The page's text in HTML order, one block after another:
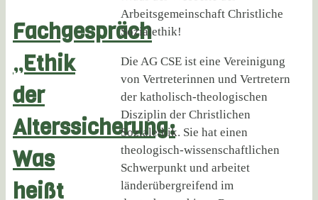
Fachgespräch
„Ethik
der
Alterssicherung:
Was
heißt
Arbeitsgemeinschaft Christliche
Sozialethik!
Die AG CSE ist eine Vereinigung
von Vertreterinnen und Vertretern
der katholisch-theologischen
Disziplin der Christlichen
Sozialethik. Sie hat einen
theologisch-wissenschaftlichen
Schwerpunkt und arbeitet
länderübergreifend im